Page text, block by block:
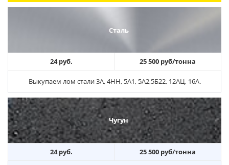
Сталь
24 руб. 25 500 руб/тонна
Выкупаем лом стали 3А, 4НН, 5А1, 5А2,5Б22, 12АЦ, 16А.
Чугун
24 руб. 25 500 руб/тонна